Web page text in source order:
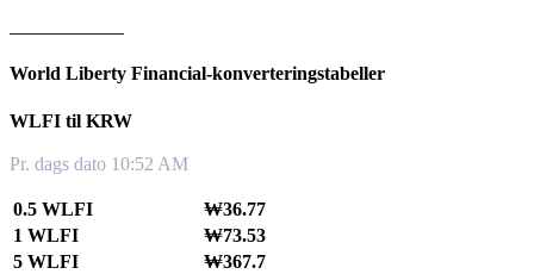
World Liberty Financial-konverteringstabeller
WLFI til KRW
Pr. dags dato 10:52 AM
0.5 WLFI
₩36.77
1 WLFI
₩73.53
5 WLFI
₩367.7